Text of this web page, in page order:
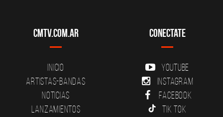
CMTV.com.ar
Inicio
Artistas-Bandas
Noticias
Lanzamientos
Conectate
YouTube
Instagram
Facebook
Tik Tok